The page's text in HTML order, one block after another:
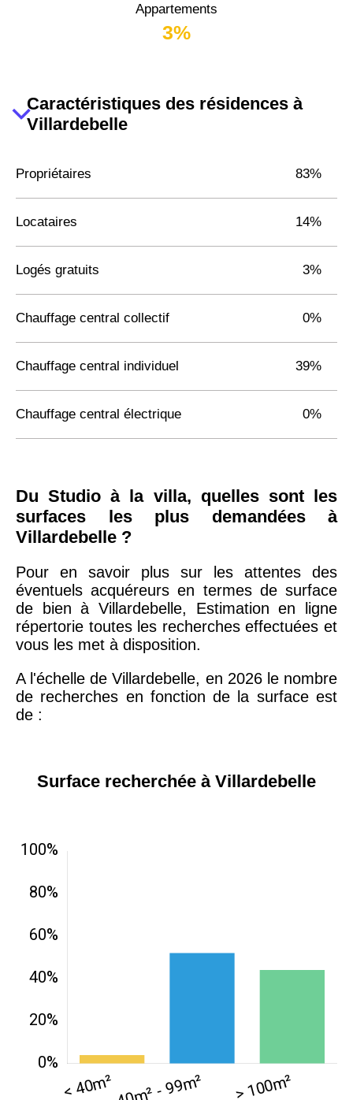
Appartements
3%
Caractéristiques des résidences à
Villardebelle
Propriétaires 83%
Locataires 14%
Logés gratuits 3%
Chauffage central collectif 0%
Chauffage central individuel 39%
Chauffage central électrique 0%
Du Studio à la villa, quelles sont les
surfaces les plus demandées à
Villardebelle ?
Pour en savoir plus sur les attentes des
éventuels acquéreurs en termes de surface
de bien à Villardebelle, Estimation en ligne
répertorie toutes les recherches effectuées et
vous les met à disposition.
A l'échelle de Villardebelle, en 2026 le nombre
de recherches en fonction de la surface est
de :
Surface recherchée à Villardebelle